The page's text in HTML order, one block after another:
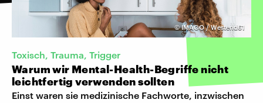
©IMAGO / Westend61
Toxisch, Trauma, Trigger
Warum wir Mental-Health-Begriffe nicht
leichtfertig verwenden sollten
Einst waren sie medizinische Fachworte, inzwischen